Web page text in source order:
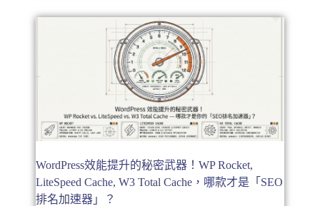
WordPress效能提升的秘密武器！WP Rocket,
LiteSpeed Cache, W3 Total Cache，哪款才是「SEO
排名加速器」？